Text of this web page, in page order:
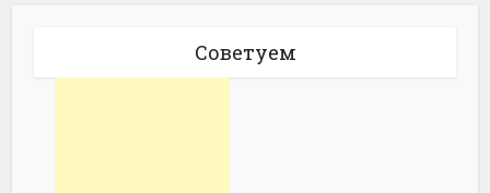
Советуем